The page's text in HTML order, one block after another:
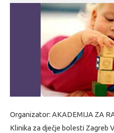
Organizator: AKADEMIJA ZA
Klinika za dječje bolesti Zagreb